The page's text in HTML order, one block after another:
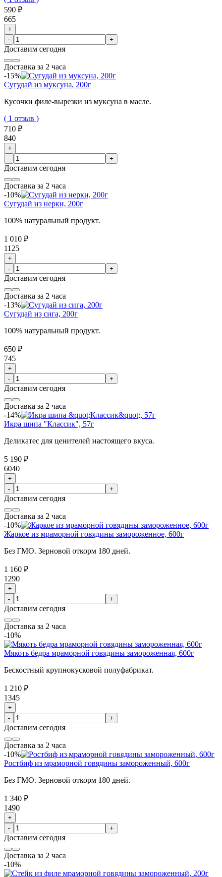
590 ₽
665
+
-
+
Доставим сегодня
Доставка за 2 часа
-15%
Сугудай из муксуна, 200г
Кусочки филе-вырезки из муксуна в масле.
( 1 отзыв )
710 ₽
840
+
-
+
Доставим сегодня
Доставка за 2 часа
-10%
Сугудай из нерки, 200г
100% натуральный продукт.
1 010 ₽
1125
+
-
+
Доставим сегодня
Доставка за 2 часа
-13%
Сугудай из сига, 200г
100% натуральный продукт.
650 ₽
745
+
-
+
Доставим сегодня
Доставка за 2 часа
-14%
Икра шипа "Классик", 57г
Деликатес для ценителей настоящего вкуса.
5 190 ₽
6040
+
-
+
Доставим сегодня
Доставка за 2 часа
-10%
Жаркое из мраморной говядины замороженное, 600г
Без ГМО. Зерновой откорм 180 дней.
1 160 ₽
1290
+
-
+
Доставим сегодня
Доставка за 2 часа
-10%
Мякоть бедра мраморной говядины замороженная, 600г
Бескостный крупнокусковой полуфабрикат.
1 210 ₽
1345
+
-
+
Доставим сегодня
Доставка за 2 часа
-10%
Ростбиф из мраморной говядины замороженный, 600г
Без ГМО. Зерновой откорм 180 дней.
1 340 ₽
1490
+
-
+
Доставим сегодня
Доставка за 2 часа
-10%